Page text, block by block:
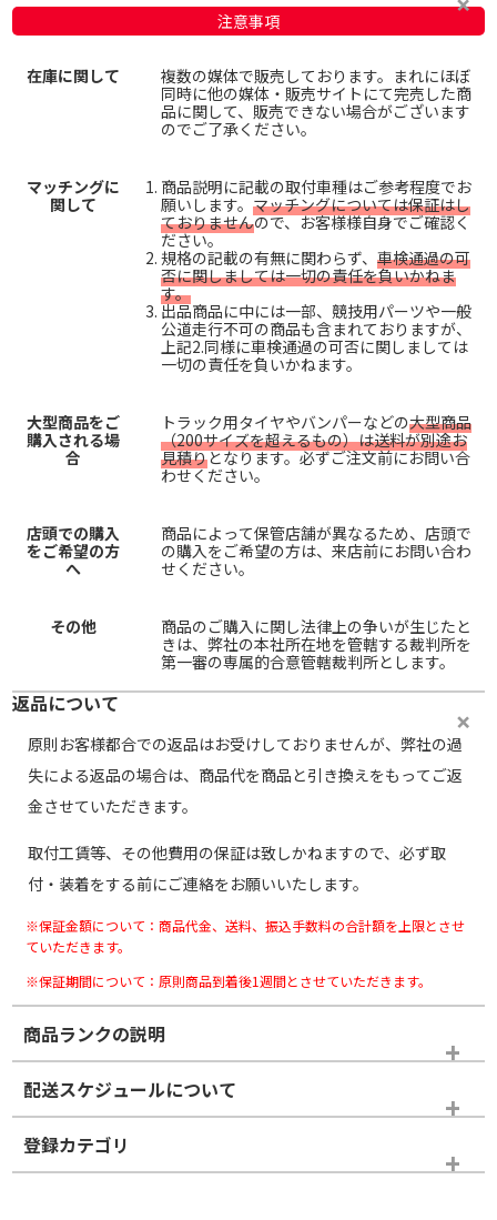
注意事項
在庫に関して
複数の媒体で販売しております。まれにほぼ
同時に他の媒体・販売サイトにて完売した商
品に関して、販売できない場合がございます
のでご了承ください。
マッチングに
関して
商品説明に記載の取付車種はご参考程度でお
願いします。 マッチングについては保証はし
ておりませんので、お客様様自身でご確認く
ださい。
規格の記載の有無に関わらず、 車検通過の可
否に関しましては一切の責任を負いかねま
す。
出品商品に中には一部、競技用パーツや一般
公道走行不可の商品も含まれておりますが、
上記2.同様に車検通過の可否に関しましては
一切の責任を負いかねます。
大型商品をご
購入される場
合
トラック用タイヤやバンパーなどの大型商品
（200サイズを超えるもの）は送料が別途お
見積りとなります。必ずご注文前にお問い合
わせください。
店頭での購入
をご希望の方
へ
商品によって保管店舗が異なるため、店頭で
の購入をご希望の方は、来店前にお問い合わ
せください。
その他
商品のご購入に関し法律上の争いが生じたと
きは、弊社の本社所在地を管轄する裁判所を
第一審の専属的合意管轄裁判所とします。
返品について
原則お客様都合での返品はお受けしておりませんが、弊社の過
失による返品の場合は、商品代を商品と引き換えをもってご返
金させていただきます。
取付工賃等、その他費用の保証は致しかねますので、必ず取
付・装着をする前にご連絡をお願いいたします。
※保証金額について：商品代金、送料、振込手数料の合計額を上限とさせ
ていただきます。
※保証期間について：原則商品到着後1週間とさせていただきます。
商品ランクの説明
※商品ランクは出品者の主観により判断しておりますので、あら
かじめご了承ください。
ホイールランク
配送スケジュールについて
登録カテゴリ
タイヤホイールセット